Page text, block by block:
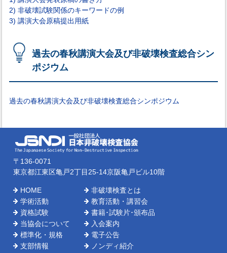
2) 非破壊試験関係のキーワードの例
3) 講演大会原稿提出用紙
過去の春秋講演大会及び非破壊検査総合シン
ポジウム
過去の春秋講演大会及び非破壊検査総合シンポジウム
〒136-0071
東京都江東区亀戸2丁目25-14京阪亀戸ビル10階
HOME
非破壊検査とは
学術活動
教育活動・講習会
資格試験
書籍･試験片･頒布品
当協会について
入会案内
標準化・規格
電子公告
支部情報
ノンディ紹介